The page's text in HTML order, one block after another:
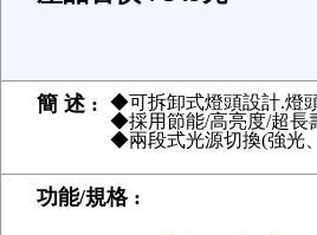
簡 述 :
◆可拆卸式燈頭設計.燈
◆採用節能/高亮度/超長
◆兩段式光源切換(強光
功能/規格 :